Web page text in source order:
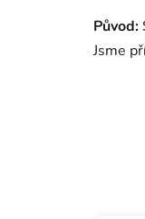
Původ:
Jsme